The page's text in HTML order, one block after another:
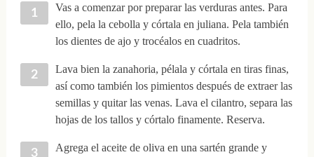
Vas a comenzar por preparar las verduras antes. Para
ello, pela la cebolla y córtala en juliana. Pela también
los dientes de ajo y trocéalos en cuadritos.
Lava bien la zanahoria, pélala y córtala en tiras finas,
así como también los pimientos después de extraer las
semillas y quitar las venas. Lava el cilantro, separa las
hojas de los tallos y córtalo finamente. Reserva.
Agrega el aceite de oliva en una sartén grande y